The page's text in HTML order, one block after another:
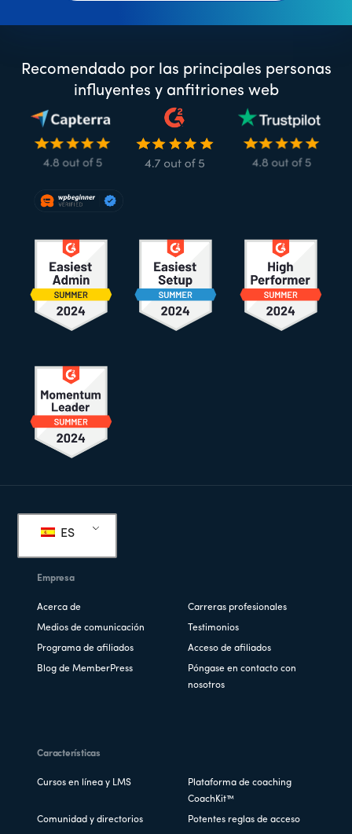
Recomendado por las principales personas
influyentes y anfitriones web
de
ES
Empresa
Acerca de Carreras profesionales
Medios de comunicación Testimonios
Programa de afiliados Acceso de afiliados
Blog de MemberPress
Póngase en contacto con
nosotros
Características
Cursos en línea y LMS
Plataforma de coaching
CoachKit™
Comunidad y directorios Potentes reglas de acceso